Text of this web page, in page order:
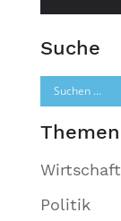
Suche
Themen
Wirtschaft
Politik